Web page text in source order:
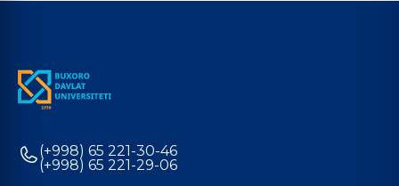
(+998) 65 221-30-46
(+998) 65 221-29-06